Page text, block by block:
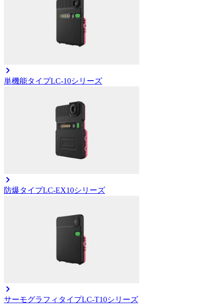
単機能タイプLC-10シリーズ
防爆タイプLC-EX10シリーズ
サーモグラフィタイプLC-T10シリーズ